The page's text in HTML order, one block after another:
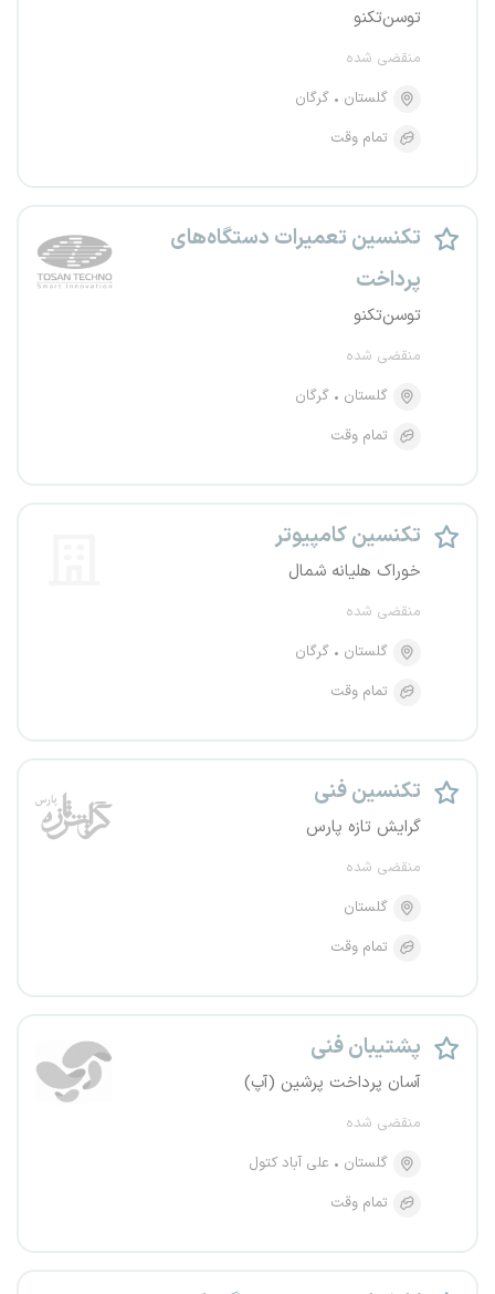
توسن‌تکنو
منقضی شده
گلستان
گرگان
تمام وقت
تکنسین تعمیرات دستگاه‌های
پرداخت
توسن‌تکنو
منقضی شده
گلستان
گرگان
تمام وقت
تکنسین کامپیوتر
خوراک هلیانه شمال
منقضی شده
گلستان
گرگان
تمام وقت
تکنسین فنی
گرایش تازه پارس
منقضی شده
گلستان
تمام وقت
پشتیبان فنی
آسان پرداخت پرشین (آپ)
منقضی شده
گلستان
علی آباد کتول
تمام وقت